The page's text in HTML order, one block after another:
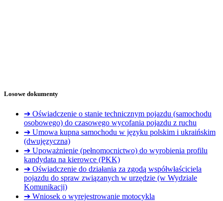
Losowe dokumenty
➔ Oświadczenie o stanie technicznym pojazdu (samochodu
osobowego) do czasowego wycofania pojazdu z ruchu
➔ Umowa kupna samochodu w języku polskim i ukraińskim
(dwujęzyczna)
➔ Upoważnienie (pełnomocnictwo) do wyrobienia profilu
kandydata na kierowce (PKK)
➔ Oświadczenie do działania za zgodą współwłaściciela
pojazdu do spraw związanych w urzędzie (w Wydziale
Komunikacji)
➔ Wniosek o wyrejestrowanie motocykla